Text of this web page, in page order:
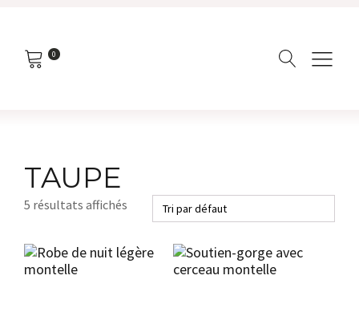
0
TAUPE
5 résultats affichés
Ce
produit
Ce
produit